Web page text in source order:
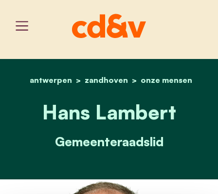
home
antwerpen zandhoven onze mensen
hans lambert
Hans Lambert
Gemeenteraadslid